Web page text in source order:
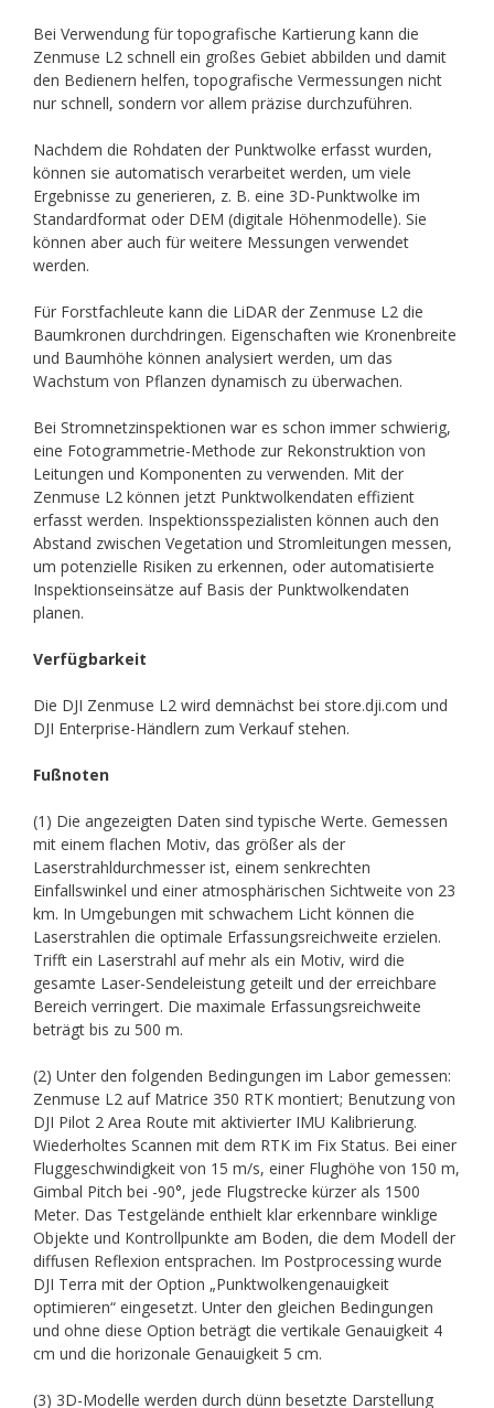
Bei Verwendung für topografische Kartierung kann die
Zenmuse L2 schnell ein großes Gebiet abbilden und damit
den Bedienern helfen, topografische Vermessungen nicht
nur schnell, sondern vor allem präzise durchzuführen.
Nachdem die Rohdaten der Punktwolke erfasst wurden,
können sie automatisch verarbeitet werden, um viele
Ergebnisse zu generieren, z. B. eine 3D-Punktwolke im
Standardformat oder DEM (digitale Höhenmodelle). Sie
können aber auch für weitere Messungen verwendet
werden.
Für Forstfachleute kann die LiDAR der Zenmuse L2 die
Baumkronen durchdringen. Eigenschaften wie Kronenbreite
und Baumhöhe können analysiert werden, um das
Wachstum von Pflanzen dynamisch zu überwachen.
Bei Stromnetzinspektionen war es schon immer schwierig,
eine Fotogrammetrie-Methode zur Rekonstruktion von
Leitungen und Komponenten zu verwenden. Mit der
Zenmuse L2 können jetzt Punktwolkendaten effizient
erfasst werden. Inspektionsspezialisten können auch den
Abstand zwischen Vegetation und Stromleitungen messen,
um potenzielle Risiken zu erkennen, oder automatisierte
Inspektionseinsätze auf Basis der Punktwolkendaten
planen.
Verfügbarkeit
Die DJI Zenmuse L2 wird demnächst bei store.dji.com und
DJI Enterprise-Händlern zum Verkauf stehen.
Fußnoten
(1) Die angezeigten Daten sind typische Werte. Gemessen
mit einem flachen Motiv, das größer als der
Laserstrahldurchmesser ist, einem senkrechten
Einfallswinkel und einer atmosphärischen Sichtweite von 23
km. In Umgebungen mit schwachem Licht können die
Laserstrahlen die optimale Erfassungsreichweite erzielen.
Trifft ein Laserstrahl auf mehr als ein Motiv, wird die
gesamte Laser-Sendeleistung geteilt und der erreichbare
Bereich verringert. Die maximale Erfassungsreichweite
beträgt bis zu 500 m.
(2) Unter den folgenden Bedingungen im Labor gemessen:
Zenmuse L2 auf Matrice 350 RTK montiert; Benutzung von
DJI Pilot 2 Area Route mit aktivierter IMU Kalibrierung.
Wiederholtes Scannen mit dem RTK im Fix Status. Bei einer
Fluggeschwindigkeit von 15 m/s, einer Flughöhe von 150 m,
Gimbal Pitch bei -90°, jede Flugstrecke kürzer als 1500
Meter. Das Testgelände enthielt klar erkennbare winklige
Objekte und Kontrollpunkte am Boden, die dem Modell der
diffusen Reflexion entsprachen. Im Postprocessing wurde
DJI Terra mit der Option „Punktwolkengenauigkeit
optimieren“ eingesetzt. Unter den gleichen Bedingungen
und ohne diese Option beträgt die vertikale Genauigkeit 4
cm und die horizonale Genauigkeit 5 cm.
(3) 3D-Modelle werden durch dünn besetzte Darstellung